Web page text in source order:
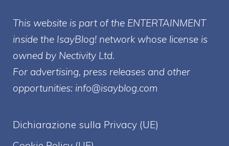
This website is part of the ENTERTAINMENT
inside the IsayBlog! network whose license is
owned by Nectivity Ltd.
For advertising, press releases and other
opportunities: info@isayblog.com
Dichiarazione sulla Privacy (UE)